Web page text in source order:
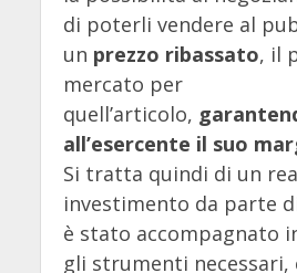
di poterli vendere al
un prezzo ribassato, il
mercato per
quell’articolo,
all’esercente il suo
Si tratta quindi di un
investimento da parte
è stato accompagnato
gli strumenti necessari,